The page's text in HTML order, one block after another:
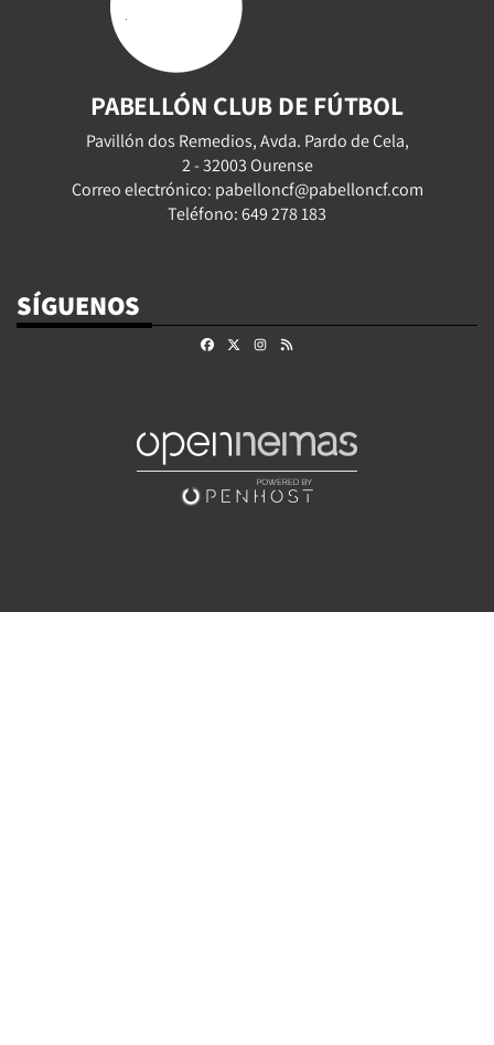
PABELLÓN CLUB DE FÚTBOL
Pavillón dos Remedios, Avda. Pardo de Cela,
2 - 32003 Ourense
Correo electrónico: pabelloncf@pabelloncf.com
Teléfono: 649 278 183
SÍGUENOS
FacebookInstagram